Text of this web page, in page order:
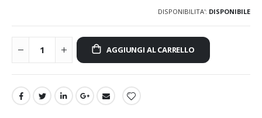
DISPONIBILITA': DISPONIBILE
AGGIUNGI AL CARRELLO